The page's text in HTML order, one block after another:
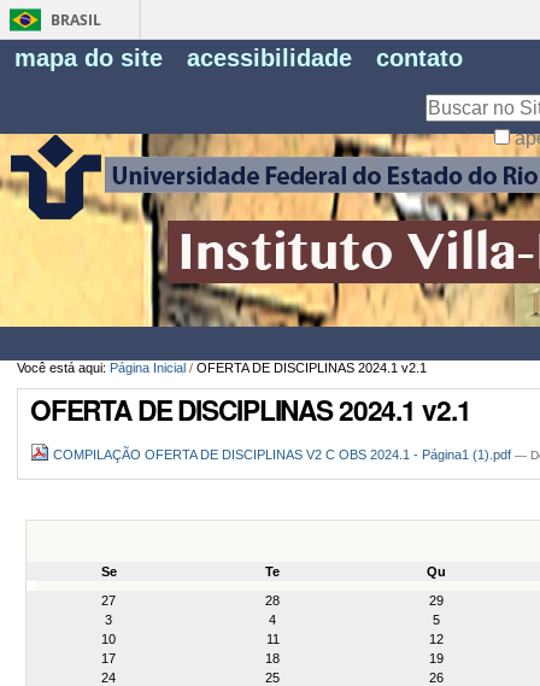
BRASIL
mapa do site acessibilidade contato
Você está aqui: Página Inicial / OFERTA DE DISCIPLINAS 2024.1 v2.1
OFERTA DE DISCIPLINAS 2024.1 v2.1
COMPILAÇÃO OFERTA DE DISCIPLINAS V2 C OBS 2024.1 - Página1 (1).pdf —
Se Te
Qu
27
28
29
3
4
5
10
11
12
17
18
19
24
25
26